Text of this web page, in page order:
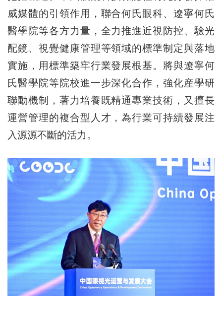
威媒體的引領作用，聯合何氏眼科、遼寧何氏
醫學院等各方力量，全力推進近視防控、驗光
配鏡、視覺健康管理等領域的標準制定與落地
實施，用標準築牢行業發展根基。將與遼寧何
氏醫學院等院校進一步深化合作，強化産學研
聯動機制，著力培養既精通專業技術，又擅長
運營管理的複合型人才，為行業可持續發展注
入源源不斷的活力。